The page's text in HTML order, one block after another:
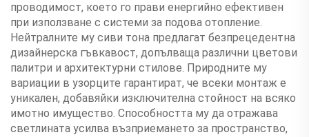
проводимост, което го прави енергийно ефективен
при използване с системи за подова отопление.
Нейтралните му сиви тона предлагат безпрецедентна
дизайнерска гъвкавост, допълваща различни цветови
палитри и архитектурни стилове. Природните му
вариации в узорците гарантират, че всеки монтаж е
уникален, добавяйки изключителна стойност на всяко
имотно имущество. Способността му да отражава
светлината усилва възприемането за пространство,